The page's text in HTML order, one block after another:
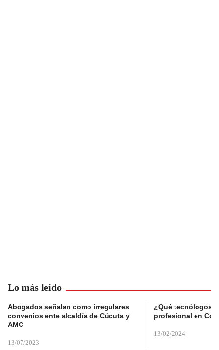
Lo más leído
Abogados señalan como irregulares
convenios ente alcaldía de Cúcuta y
AMC
13/07/2023
¿Qué tecnólogos
profesional en
13/02/2024